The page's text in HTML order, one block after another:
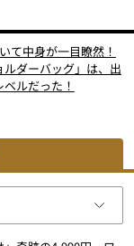
て中身が一目瞭然！
ダーバッグ」は、出
ルだった！